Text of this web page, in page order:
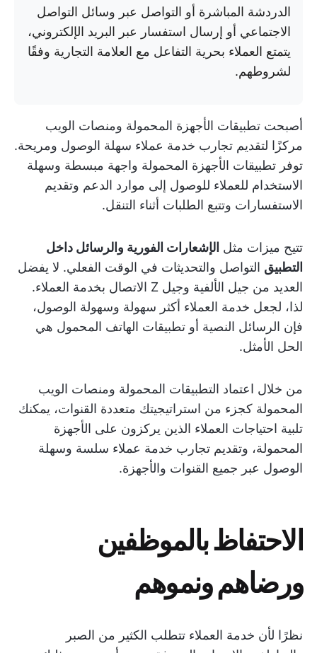
الدردشة المباشرة أو التواصل عبر وسائل التواصل
الاجتماعي أو إرسال استفسار عبر البريد الإلكتروني،
يتمتع العملاء بحرية التفاعل مع العلامة التجارية وفقًا
لشروطهم.
أصبحت تطبيقات الأجهزة المحمولة ومنصات الويب
مركزًا لتقديم تجارب خدمة عملاء سهلة الوصول ومريحة.
توفر تطبيقات الأجهزة المحمولة واجهة مبسطة وسهلة
الاستخدام للعملاء للوصول إلى موارد الدعم وتقديم
الاستفسارات وتتبع الطلبات أثناء التنقل.
تتيح ميزات مثل الإشعارات الفورية والرسائل داخل
التطبيق التواصل والتحديثات في الوقت الفعلي. لا يفضل
العديد من جيل الألفية وجيل Z الاتصال بخدمة العملاء.
لذا، لجعل خدمة العملاء أكثر سهولة وسهولة الوصول،
فإن الرسائل النصية أو تطبيقات الهاتف المحمول هي
الحل الأمثل.
من خلال اعتماد التطبيقات المحمولة ومنصات الويب
المحمولة كجزء من استراتيجيتك متعددة القنوات، يمكنك
تلبية احتياجات العملاء الذين يركزون على الأجهزة
المحمولة، وتقديم تجارب خدمة عملاء سلسة وسهلة
الوصول عبر جميع القنوات والأجهزة.
الاحتفاظ بالموظفين
ورضاهم ونموهم
نظرًا لأن خدمة العملاء تتطلب الكثير من الصبر